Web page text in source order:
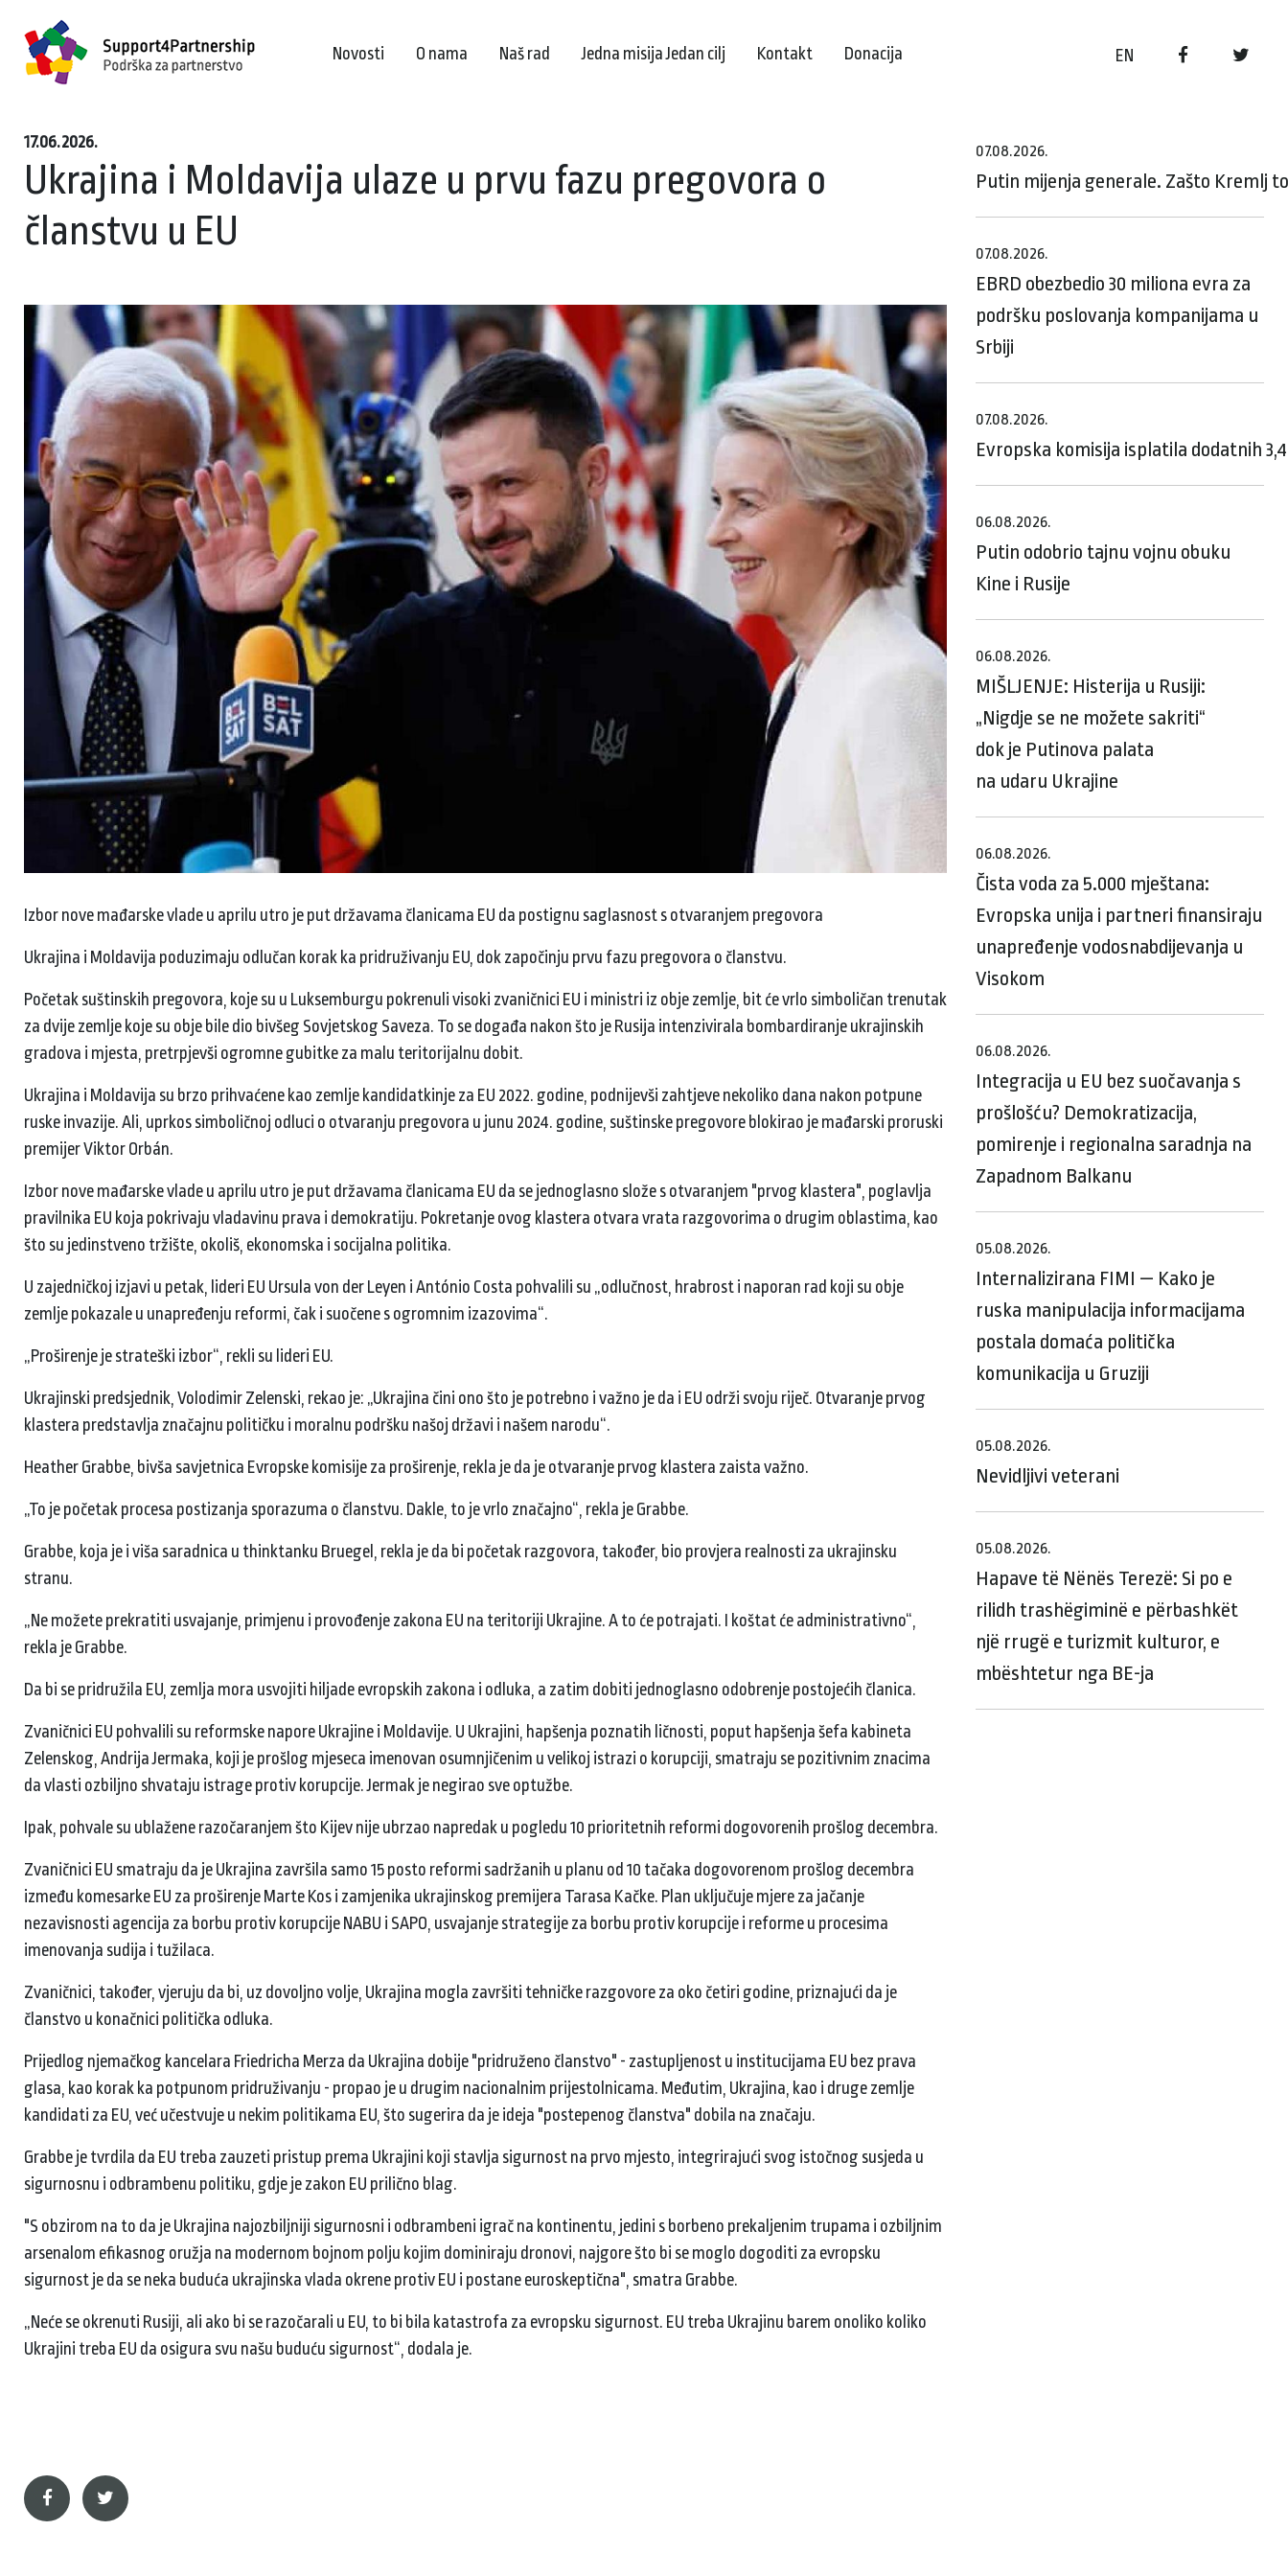
EN
Novosti O nama Naš rad Jedna misija Jedan cilj Kontakt Donacija
17.06.2026.
Ukrajina i Moldavija ulaze u prvu fazu pregovora o
članstvu u EU
Izbor nove mađarske vlade u aprilu utro je put državama članicama EU da postignu saglasnost s otvaranjem pregovora
Ukrajina i Moldavija poduzimaju odlučan korak ka pridruživanju EU, dok započinju prvu fazu pregovora o članstvu.
Početak suštinskih pregovora, koje su u Luksemburgu pokrenuli visoki zvaničnici EU i ministri iz obje zemlje, bit će vrlo simboličan trenutak
za dvije zemlje koje su obje bile dio bivšeg Sovjetskog Saveza. To se događa nakon što je Rusija intenzivirala bombardiranje ukrajinskih
gradova i mjesta, pretrpjevši ogromne gubitke za malu teritorijalnu dobit.
Ukrajina i Moldavija su brzo prihvaćene kao zemlje kandidatkinje za EU 2022. godine, podnijevši zahtjeve nekoliko dana nakon potpune
ruske invazije. Ali, uprkos simboličnoj odluci o otvaranju pregovora u junu 2024. godine, suštinske pregovore blokirao je mađarski proruski
premijer Viktor Orbán.
Izbor nove mađarske vlade u aprilu utro je put državama članicama EU da se jednoglasno slože s otvaranjem "prvog klastera", poglavlja
pravilnika EU koja pokrivaju vladavinu prava i demokratiju. Pokretanje ovog klastera otvara vrata razgovorima o drugim oblastima, kao
što su jedinstveno tržište, okoliš, ekonomska i socijalna politika.
U zajedničkoj izjavi u petak, lideri EU Ursula von der Leyen i António Costa pohvalili su „odlučnost, hrabrost i naporan rad koji su obje
zemlje pokazale u unapređenju reformi, čak i suočene s ogromnim izazovima“.
„Proširenje je strateški izbor“, rekli su lideri EU.
Ukrajinski predsjednik, Volodimir Zelenski, rekao je: „Ukrajina čini ono što je potrebno i važno je da i EU održi svoju riječ. Otvaranje prvog
klastera predstavlja značajnu političku i moralnu podršku našoj državi i našem narodu“.
Heather Grabbe, bivša savjetnica Evropske komisije za proširenje, rekla je da je otvaranje prvog klastera zaista važno.
„To je početak procesa postizanja sporazuma o članstvu. Dakle, to je vrlo značajno“, rekla je Grabbe.
Grabbe, koja je i viša saradnica u thinktanku Bruegel, rekla je da bi početak razgovora, također, bio provjera realnosti za ukrajinsku
stranu.
„Ne možete prekratiti usvajanje, primjenu i provođenje zakona EU na teritoriji Ukrajine. A to će potrajati. I koštat će administrativno“,
rekla je Grabbe.
Da bi se pridružila EU, zemlja mora usvojiti hiljade evropskih zakona i odluka, a zatim dobiti jednoglasno odobrenje postojećih članica.
Zvaničnici EU pohvalili su reformske napore Ukrajine i Moldavije. U Ukrajini, hapšenja poznatih ličnosti, poput hapšenja šefa kabineta
Zelenskog, Andrija Jermaka, koji je prošlog mjeseca imenovan osumnjičenim u velikoj istrazi o korupciji, smatraju se pozitivnim znacima
da vlasti ozbiljno shvataju istrage protiv korupcije. Jermak je negirao sve optužbe.
Ipak, pohvale su ublažene razočaranjem što Kijev nije ubrzao napredak u pogledu 10 prioritetnih reformi dogovorenih prošlog decembra.
Zvaničnici EU smatraju da je Ukrajina završila samo 15 posto reformi sadržanih u planu od 10 tačaka dogovorenom prošlog decembra
između komesarke EU za proširenje Marte Kos i zamjenika ukrajinskog premijera Tarasa Kačke. Plan uključuje mjere za jačanje
nezavisnosti agencija za borbu protiv korupcije NABU i SAPO, usvajanje strategije za borbu protiv korupcije i reforme u procesima
imenovanja sudija i tužilaca.
Zvaničnici, također, vjeruju da bi, uz dovoljno volje, Ukrajina mogla završiti tehničke razgovore za oko četiri godine, priznajući da je
članstvo u konačnici politička odluka.
Prijedlog njemačkog kancelara Friedricha Merza da Ukrajina dobije "pridruženo članstvo" - zastupljenost u institucijama EU bez prava
glasa, kao korak ka potpunom pridruživanju - propao je u drugim nacionalnim prijestolnicama. Međutim, Ukrajina, kao i druge zemlje
kandidati za EU, već učestvuje u nekim politikama EU, što sugerira da je ideja "postepenog članstva" dobila na značaju.
Grabbe je tvrdila da EU treba zauzeti pristup prema Ukrajini koji stavlja sigurnost na prvo mjesto, integrirajući svog istočnog susjeda u
sigurnosnu i odbrambenu politiku, gdje je zakon EU prilično blag.
"S obzirom na to da je Ukrajina najozbiljniji sigurnosni i odbrambeni igrač na kontinentu, jedini s borbeno prekaljenim trupama i ozbiljnim
arsenalom efikasnog oružja na modernom bojnom polju kojim dominiraju dronovi, najgore što bi se moglo dogoditi za evropsku
sigurnost je da se neka buduća ukrajinska vlada okrene protiv EU i postane euroskeptična", smatra Grabbe.
„Neće se okrenuti Rusiji, ali ako bi se razočarali u EU, to bi bila katastrofa za evropsku sigurnost. EU treba Ukrajinu barem onoliko koliko
Ukrajini treba EU da osigura svu našu buduću sigurnost“, dodala je.
07.08.2026.
Putin mijenja generale. Zašto Kremlj
07.08.2026.
EBRD obezbedio 30 miliona evra za
podršku poslovanja kompanijama u
Srbiji
07.08.2026.
Evropska komisija isplatila dodatnih
06.08.2026.
Putin odobrio tajnu vojnu obuku
Kine i Rusije
06.08.2026.
MIŠLJENJE: Histerija u Rusiji:
„Nigdje se ne možete sakriti“
dok je Putinova palata
na udaru Ukrajine
06.08.2026.
Čista voda za 5.000 mještana:
Evropska unija i partneri finansiraju
unapređenje vodosnabdijevanja u
Visokom
06.08.2026.
Integracija u EU bez suočavanja s
prošlošću? Demokratizacija,
pomirenje i regionalna saradnja na
Zapadnom Balkanu
05.08.2026.
Internalizirana FIMI — Kako je
ruska manipulacija informacijama
postala domaća politička
komunikacija u Gruziji
05.08.2026.
Nevidljivi veterani
05.08.2026.
Hapave të Nënës Terezë: Si po e
rilidh trashëgiminë e përbashkët
një rrugë e turizmit kulturor, e
mbështetur nga BE-ja